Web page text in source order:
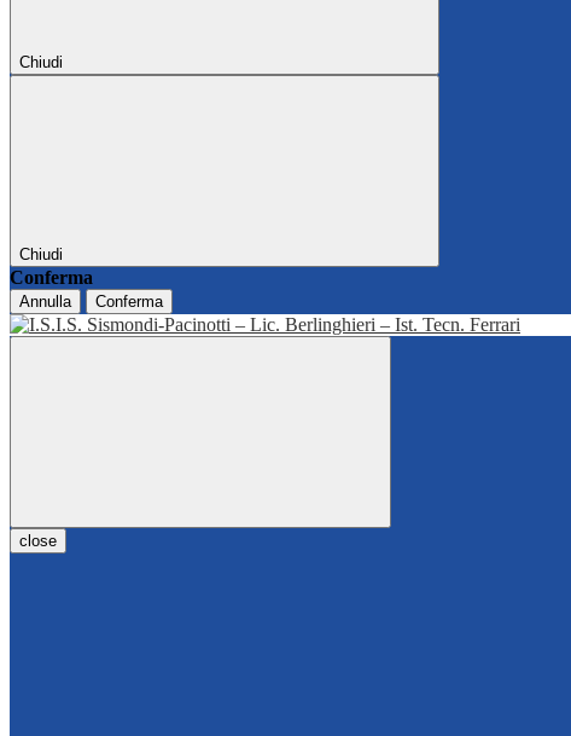
Chiudi
Chiudi
Conferma
Annulla Conferma
close